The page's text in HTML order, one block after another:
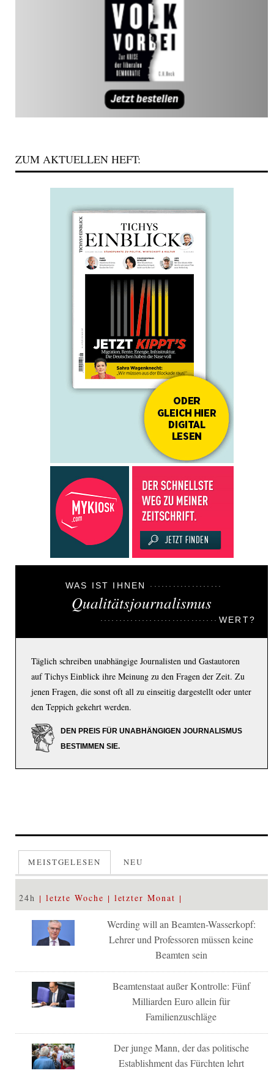
ZUM AKTUELLEN HEFT:
WAS IST IHNEN
Qualitätsjournalismus
WERT?
Täglich schreiben unabhängige Journalisten und Gastautoren
auf Tichys Einblick ihre Meinung zu den Fragen der Zeit. Zu
jenen Fragen, die sonst oft all zu einseitig dargestellt oder unter
den Teppich gekehrt werden.
DEN PREIS FÜR UNABHÄNGIGEN JOURNALISMUS
BESTIMMEN SIE.
MEISTGELESEN NEU
24h letzte Woche letzter Monat
Werding will an Beamten-Wasserkopf:
Lehrer und Professoren müssen keine
Beamten sein
Beamtenstaat außer Kontrolle: Fünf
Milliarden Euro allein für
Familienzuschläge
Der junge Mann, der das politische
Establishment das Fürchten lehrt